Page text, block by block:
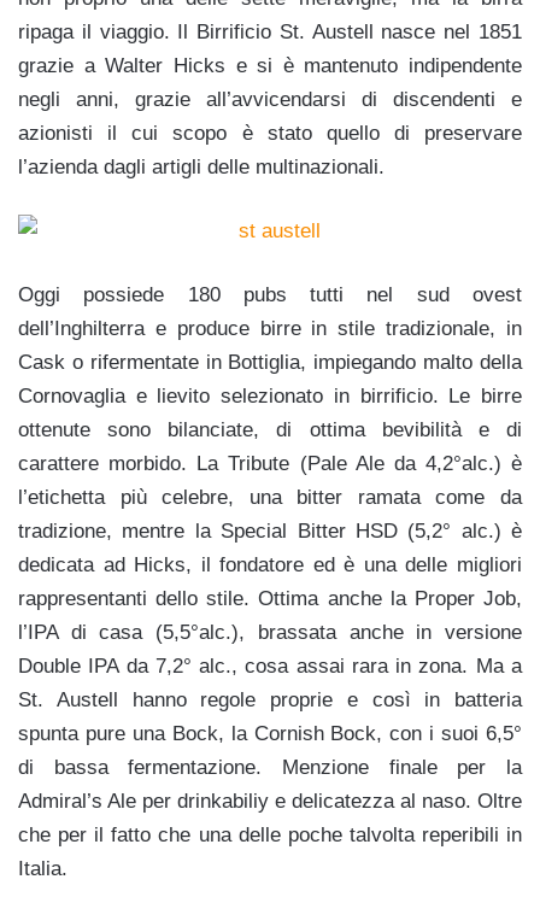
ripaga il viaggio. Il Birrificio St. Austell nasce nel 1851
grazie a Walter Hicks e si è mantenuto indipendente
negli anni, grazie all’avvicendarsi di discendenti e
azionisti il cui scopo è stato quello di preservare
l’azienda dagli artigli delle multinazionali.
Oggi possiede 180 pubs tutti nel sud ovest
dell’Inghilterra e produce birre in stile tradizionale, in
Cask o rifermentate in Bottiglia, impiegando malto della
Cornovaglia e lievito selezionato in birrificio. Le birre
ottenute sono bilanciate, di ottima bevibilità e di
carattere morbido. La Tribute (Pale Ale da 4,2°alc.) è
l’etichetta più celebre, una bitter ramata come da
tradizione, mentre la Special Bitter HSD (5,2° alc.) è
dedicata ad Hicks, il fondatore ed è una delle migliori
rappresentanti dello stile. Ottima anche la Proper Job,
l’IPA di casa (5,5°alc.), brassata anche in versione
Double IPA da 7,2° alc., cosa assai rara in zona. Ma a
St. Austell hanno regole proprie e così in batteria
spunta pure una Bock, la Cornish Bock, con i suoi 6,5°
di bassa fermentazione. Menzione finale per la
Admiral’s Ale per drinkabiliy e delicatezza al naso. Oltre
che per il fatto che una delle poche talvolta reperibili in
Italia.